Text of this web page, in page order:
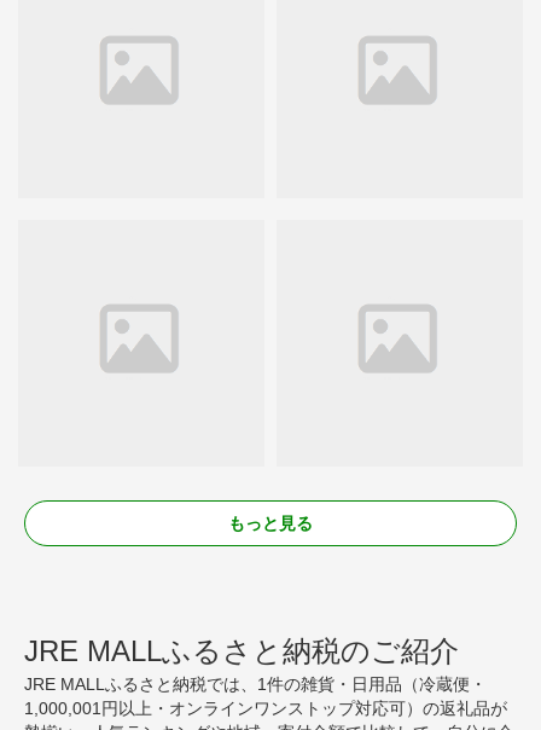
もっと見る
JRE MALLふるさと納税のご紹介
JRE MALLふるさと納税では、1件の雑貨・日用品（冷蔵便・
1,000,001円以上・オンラインワンストップ対応可）の返礼品が